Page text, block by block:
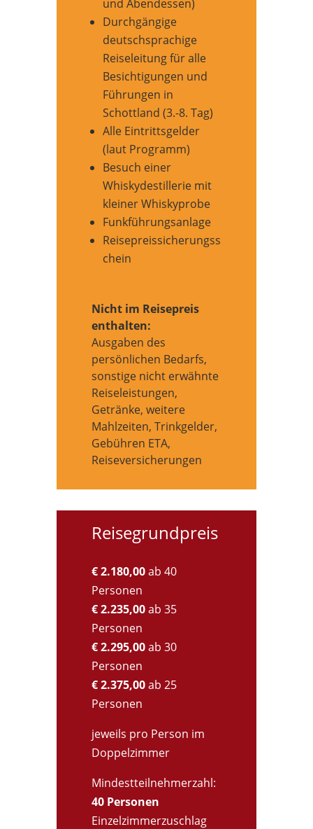
und Abendessen)
Durchgängige
deutschsprachige
Reiseleitung für alle
Besichtigungen und
Führungen in
Schottland (3.-8. Tag)
Alle Eintrittsgelder
(laut Programm)
Besuch einer
Whiskydestillerie mit
kleiner Whiskyprobe
Funkführungsanlage
Reisepreissicherungss
chein
Nicht im Reisepreis
enthalten:
Ausgaben des
persönlichen Bedarfs,
sonstige nicht erwähnte
Reiseleistungen,
Getränke, weitere
Mahlzeiten, Trinkgelder,
Gebühren ETA,
Reiseversicherungen
Reisegrundpreis
€ 2.180,00ab 40
Personen
€ 2.235,00ab 35
Personen
€ 2.295,00ab 30
Personen
€ 2.375,00ab 25
Personen
jeweils pro Person im
Doppelzimmer
Mindestteilnehmerzahl:
40 Personen
Einzelzimmerzuschlag